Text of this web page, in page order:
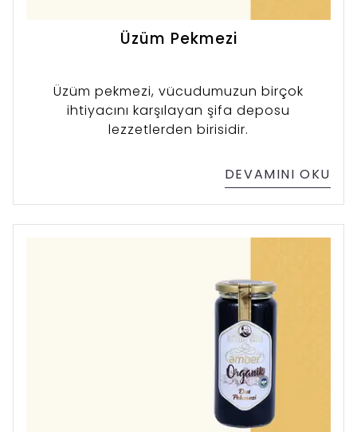
Üzüm Pekmezi
Üzüm pekmezi, vücudumuzun birçok
ihtiyacını karşılayan şifa deposu
lezzetlerden birisidir.
DEVAMINI OKU